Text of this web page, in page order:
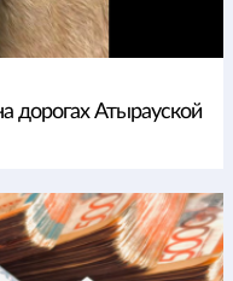
дорогах Атырауской